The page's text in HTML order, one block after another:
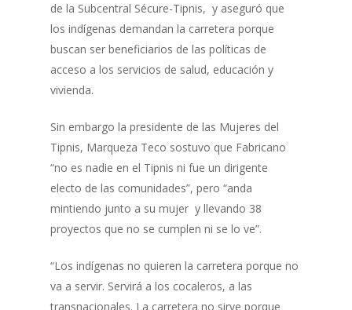
de la Subcentral Sécure-Tipnis, y aseguró que
los indígenas demandan la carretera porque
buscan ser beneficiarios de las políticas de
acceso a los servicios de salud, educación y
vivienda.
Sin embargo la presidente de las Mujeres del
Tipnis, Marqueza Teco sostuvo que Fabricano
“no es nadie en el Tipnis ni fue un dirigente
electo de las comunidades”, pero “anda
mintiendo junto a su mujer y llevando 38
proyectos que no se cumplen ni se lo ve”.
“Los indígenas no quieren la carretera porque no
va a servir. Servirá a los cocaleros, a las
transnacionales. La carretera no sirve porque